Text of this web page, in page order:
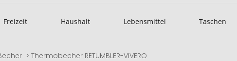
Freizeit Haushalt Lebensmittel Taschen
Thermobecher RETUMBLER-VIVERO